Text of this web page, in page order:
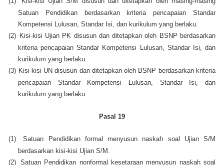
Satuan Pendidikan berdasarkan kriteria pencapaian Standar
Kompetensi Lulusan, Standar Isi, dan kurikulum yang berlaku.
(2) Kisi-kisi Ujian PK disusun dan ditetapkan oleh BSNP berdasarkan
kriteria pencapaian Standar Kompetensi Lulusan, Standar Isi, dan
kurikulum yang berlaku.
(3) Kisi-kisi UN disusun dan ditetapkan oleh BSNP berdasarkan kriteria
pencapaian Standar Kompetensi Lulusan, Standar Isi, dan
kurikulum yang berlaku.
Pasal 19
(1)
Satuan Pendidikan formal menyusun naskah soal Ujian S/M
berdasarkan kisi-kisi Ujian S/M.
(2) Satuan Pendidikan nonformal kesetaraan menyusun naskah soal